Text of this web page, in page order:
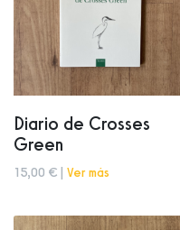
Diario de Crosses
Green
15,00 € | Ver más